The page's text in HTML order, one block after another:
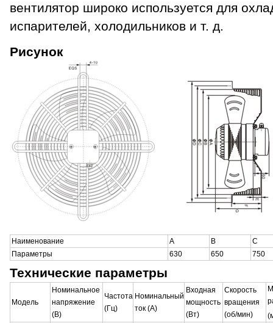
вентилятор широко используется для
испарителей, холодильников и т. д.
Рисунок
Наименование A B
C
Параметры
630 650 750
Технические параметры
Модель
Номинальное
напряжение
(В)
Частота
(Гц)
Номинальный
ток (A)
Входная
мощность
(Вт)
Скорость
вращения
(об/мин)